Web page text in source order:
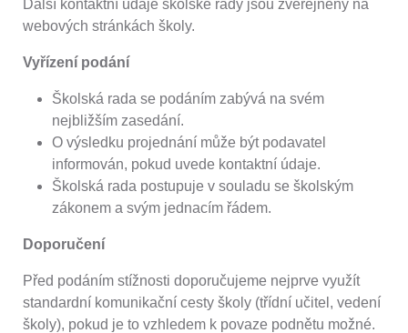
Další kontaktní údaje školské rady jsou zveřejněny na
webových stránkách školy.
Vyřízení podání
Školská rada se podáním zabývá na svém
nejbližším zasedání.
O výsledku projednání může být podavatel
informován, pokud uvede kontaktní údaje.
Školská rada postupuje v souladu se školským
zákonem a svým jednacím řádem.
Doporučení
Před podáním stížnosti doporučujeme nejprve využít
standardní komunikační cesty školy (třídní učitel, vedení
školy), pokud je to vzhledem k povaze podnětu možné.